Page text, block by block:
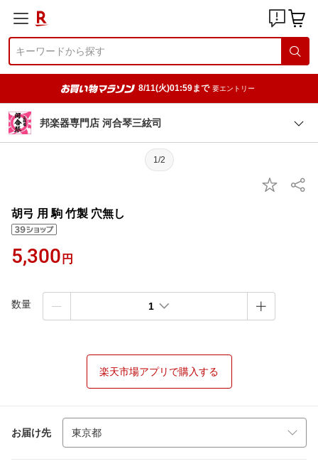
8/11(火)01:59まで 要エントリー
邦楽器専門店 河合琴三絃司
1/2
胡弓 用 駒 竹製 穴無し
5,300 円
数量 1
楽天市場アプリで購入する
お届け先